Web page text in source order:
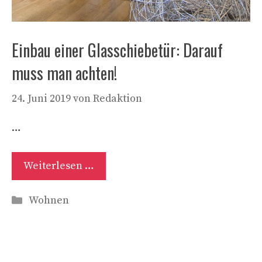
Einbau einer Glasschiebetür: Darauf
muss man achten!
24. Juni 2019vonRedaktion
…
Weiterlesen …
Kategorien
Wohnen